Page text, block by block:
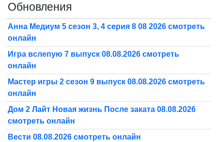
Обновления
Анна Медиум 5 сезон 3, 4 серия 8 08 2026 смотреть
онлайн
Игра вслепую 7 выпуск 08.08.2026 смотреть
онлайн
Мастер игры 2 сезон 9 выпуск 08.08.2026 смотреть
онлайн
Дом 2 Лайт Новая жизнь После заката 08.08.2026
смотреть онлайн
Вести 08.08.2026 смотреть онлайн